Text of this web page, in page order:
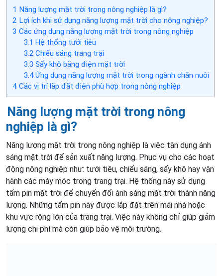
1 Năng lượng mặt trời trong nông nghiệp là gì?
2 Lợi ích khi sử dụng năng lượng mặt trời cho nông nghiệp?
3 Các ứng dụng năng lượng mặt trời trong nông nghiệp
3.1 Hệ thống tưới tiêu
3.2Chiếu sáng trang trại
3.3 Sấy khô bằng điện mặt trời
3.4Ứng dụng năng lượng mặt trời trong ngành chăn nuôi
4 Các vị trí lắp đặt điện phù hợp trong nông nghiệp
Năng lượng mặt trời trong nông
nghiệp là gì?
Năng lượng mặt trời trong nông nghiệp là việc tận dụng ánh
sáng mặt trời để sản xuất năng lượng. Phục vụ cho các hoạt
động nông nghiệp như: tưới tiêu, chiếu sáng, sấy khô hay vận
hành các máy móc trong trang trại. Hệ thống này sử dụng
tấm pin mặt trời để chuyển đổi ánh sáng mặt trời thành năng
lượng. Những tấm pin này được lắp đặt trên mái nhà hoặc
khu vực rộng lớn của trang trại. Việc này không chỉ giúp giảm
lượng chi phí mà còn giúp bảo vệ môi trường.